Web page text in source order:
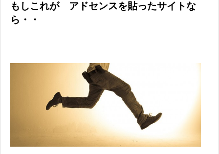
もしこれが アドセンスを貼ったサイトな
ら・・